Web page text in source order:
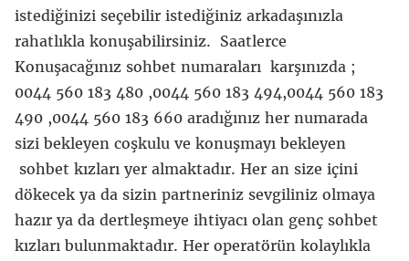
istediğinizi seçebilir istediğiniz arkadaşınızla
rahatlıkla konuşabilirsiniz. Saatlerce
Konuşacağınız sohbet numaraları karşınızda ;
0044 560 183 480 ,0044 560 183 494,0044 560 183
490 ,0044 560 183 660 aradığınız her numarada
sizi bekleyen coşkulu ve konuşmayı bekleyen
sohbet kızları yer almaktadır. Her an size içini
dökecek ya da sizin partneriniz sevgiliniz olmaya
hazır ya da dertleşmeye ihtiyacı olan genç sohbet
kızları bulunmaktadır. Her operatörün kolaylıkla